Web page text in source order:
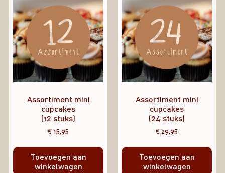
Assortiment mini
cupcakes
(12 stuks)
€15,95
Toevoegen aan
winkelwagen
Assortiment mini
cupcakes
(24 stuks)
€29,95
Toevoegen aan
winkelwagen